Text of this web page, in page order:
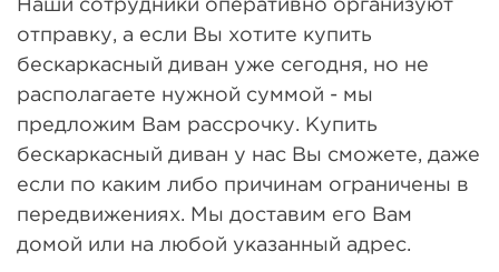
отправку, а если Вы хотите купить
бескаркасный диван уже сегодня, но не
располагаете нужной суммой - мы
предложим Вам рассрочку. Купить
бескаркасный диван у нас Вы сможете, даже
если по каким либо причинам ограничены в
передвижениях. Мы доставим его Вам
домой или на любой указанный адрес.